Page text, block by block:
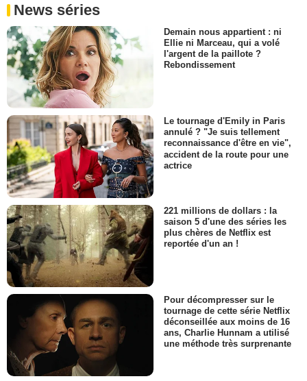
News séries
Demain nous appartient : ni
Ellie ni Marceau, qui a volé
l'argent de la paillote ?
Rebondissement
Le tournage d'Emily in Paris
annulé ? "Je suis tellement
reconnaissance d'être en vie",
accident de la route pour une
actrice
221 millions de dollars : la
saison 5 d'une des séries les
plus chères de Netflix est
reportée d'un an !
Pour décompresser sur le
tournage de cette série Netflix
déconseillée aux moins de 16
ans, Charlie Hunnam a utilisé
une méthode très surprenante